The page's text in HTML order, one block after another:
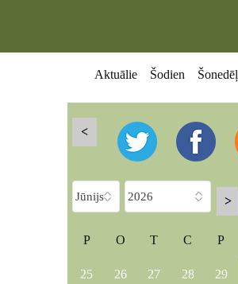
Aktuālie Šodien Šonedēļ
<
>
P O T C P
25 26 27 28 29